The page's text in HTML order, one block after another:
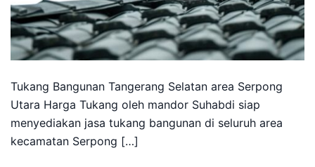
Tukang Bangunan Tangerang Selatan area Serpong
Utara Harga Tukang oleh mandor Suhabdi siap
menyediakan jasa tukang bangunan di seluruh area
kecamatan Serpong […]